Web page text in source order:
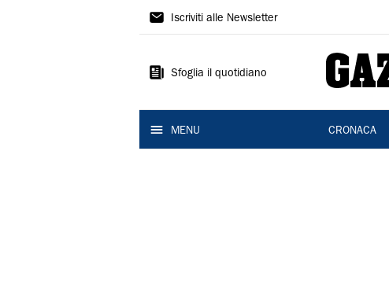
Gazzetta
Modena
Iscriviti alle Newsletter
Sfoglia il quotidiano
MENU CRONACA